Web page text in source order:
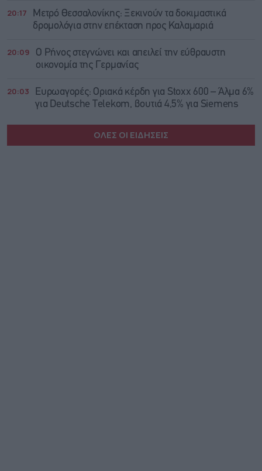
20:17
Μετρό Θεσσαλονίκης: Ξεκινούν τα δοκιμαστικά
δρομολόγια στην επέκταση προς Καλαμαριά
20:09
Ο Ρήνος στεγνώνει και απειλεί την εύθραυστη
οικονομία της Γερμανίας
20:03
Ευρωαγορές: Οριακά κέρδη για Stoxx 600 – Άλμα 6%
για Deutsche Telekom, βουτιά 4,5% για Siemens
ΟΛΕΣ ΟΙ ΕΙΔΗΣΕΙΣ